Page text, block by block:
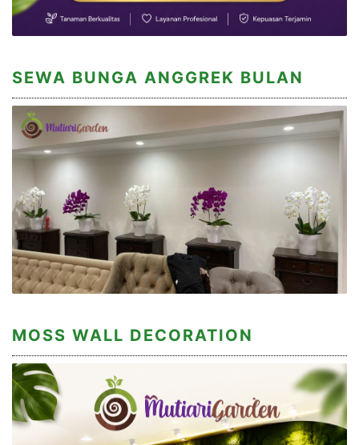
SEWA BUNGA ANGGREK BULAN
MOSS WALL DECORATION